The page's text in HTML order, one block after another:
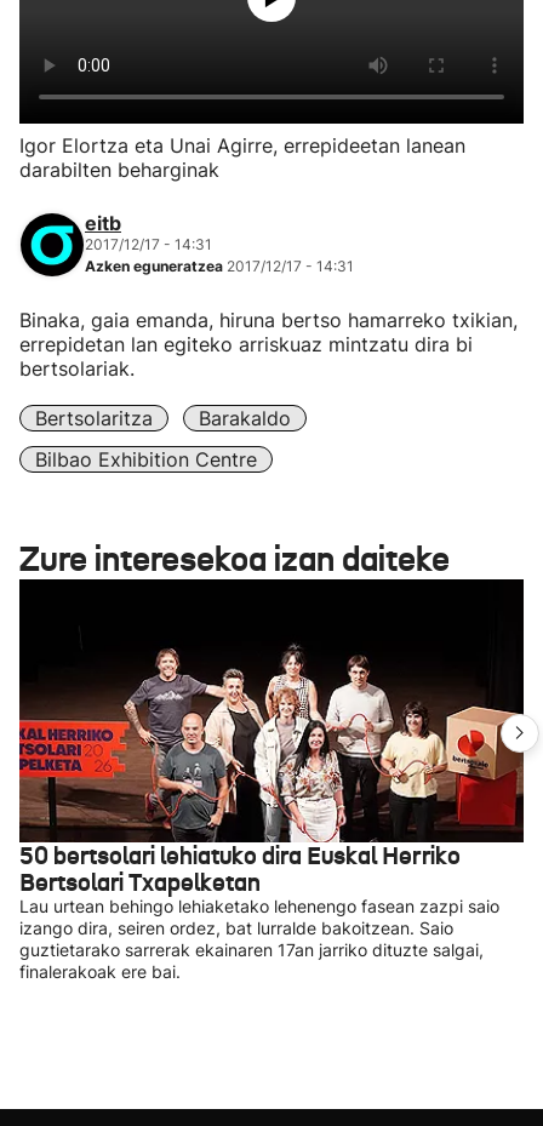
Igor Elortza eta Unai Agirre, errepideetan lanean
darabilten beharginak
eitb
2017/12/17 - 14:31
Azken eguneratzea 2017/12/17 - 14:31
Binaka, gaia emanda, hiruna bertso hamarreko txikian,
errepidetan lan egiteko arriskuaz mintzatu dira bi
bertsolariak.
Bertsolaritza
Barakaldo
Bilbao Exhibition Centre
Zure interesekoa izan daiteke
50 bertsolari lehiatuko dira Euskal Herriko
Bertsolari Txapelketan
Lau urtean behingo lehiaketako lehenengo fasean zazpi saio
izango dira, seiren ordez, bat lurralde bakoitzean. Saio
guztietarako sarrerak ekainaren 17an jarriko dituzte salgai,
finalerakoak ere bai.